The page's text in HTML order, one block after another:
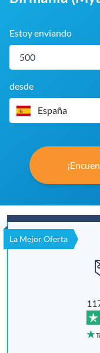
Estoy enviando
desde
España
La Mejor Oferta